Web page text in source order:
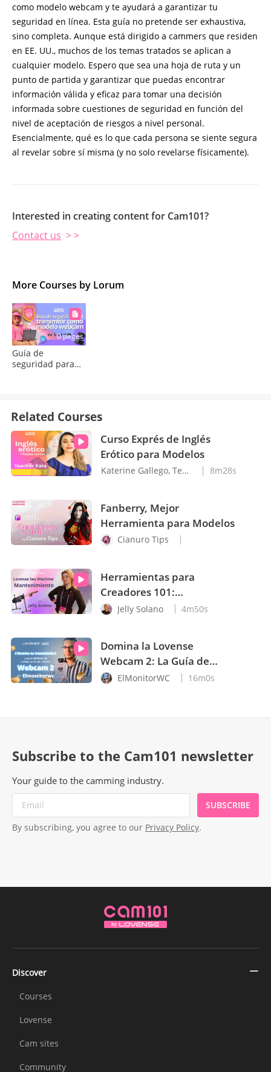
como modelo webcam y te ayudará a garantizar tu
seguridad en línea. Esta guía no pretende ser exhaustiva,
sino completa. Aunque está dirigido a cammers que residen
en EE. UU., muchos de los temas tratados se aplican a
cualquier modelo. Espero que sea una hoja de ruta y un
punto de partida y garantizar que puedas encontrar
información válida y eficaz para tomar una decisión
informada sobre cuestiones de seguridad en función del
nivel de aceptación de riesgos a nivel personal.
Esencialmente, qué es lo que cada persona se siente segura
al revelar sobre sí misma (y no solo revelarse físicamente).
Interested in creating content for Cam101?
Contact us > >
More Courses by Lorum
0 pages
Guía de
seguridad para
Related Courses
Curso Exprés de Inglés
Erótico para Modelos
Katerine Gallego, Teacher Kate 8m28s
Fanberry, Mejor
Herramienta para Modelos
Cianuro Tips
Herramientas para
Creadores 101:
Mantenimiento de
Jelly Solano 4m50s
Domina la Lovense
Webcam 2: La Guía de
Configuración que
ElMonitorWC 16m0s
Subscribe to the Cam101 newsletter
Your guide to the camming industry.
SUBSCRIBE
By subscribing, you agree to our Privacy Policy.
Discover
Courses
Lovense
Cam sites
Community